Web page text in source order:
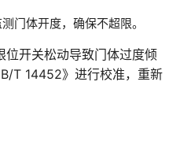
门体开度，确保不超限。
位开关松动导致门体过度倾
T 14452》进行校准，重新